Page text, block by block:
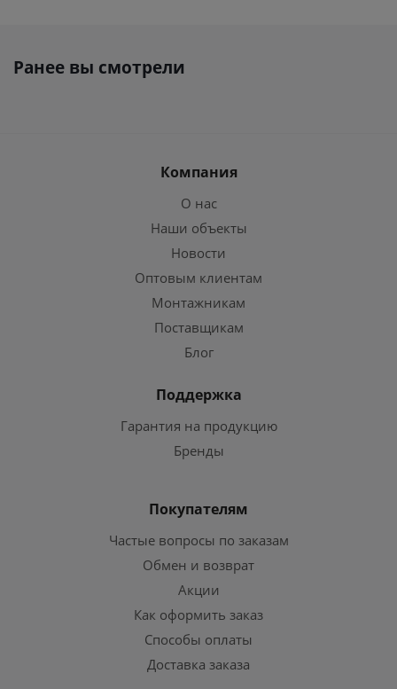
Ранее вы смотрели
Компания
О нас
Наши объекты
Новости
Оптовым клиентам
Монтажникам
Поставщикам
Блог
Поддержка
Гарантия на продукцию
Бренды
Покупателям
Частые вопросы по заказам
Обмен и возврат
Акции
Как оформить заказ
Способы оплаты
Доставка заказа